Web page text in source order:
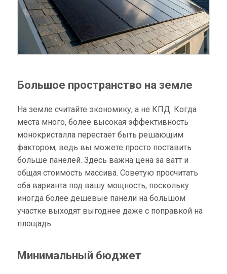
Большое пространство на земле
На земле считайте экономику, а не КПД. Когда
места много, более высокая эффективность
монокристалла перестает быть решающим
фактором, ведь вы можете просто поставить
больше панелей. Здесь важна цена за ватт и
общая стоимость массива. Советую просчитать
оба варианта под вашу мощность, поскольку
иногда более дешевые панели на большом
участке выходят выгоднее даже с поправкой на
площадь.
Минимальный бюджет